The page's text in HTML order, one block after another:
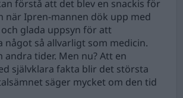
förstå att det blev en snackis för
när Ipren-mannen dök upp med
glada uppsyn för att
något så allvarligt som medicin.
andra tider. Men nu? Att en
självklara fakta blir det största
säger mycket om den tid